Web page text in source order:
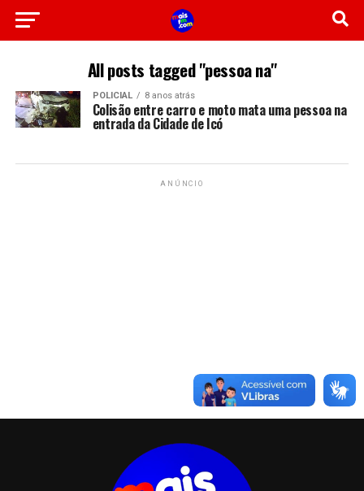
All posts tagged "pessoa na"
POLICIAL 8 anos atrás
Colisão entre carro e moto mata uma pessoa na
entrada da Cidade de Icó
ANÚNCIO